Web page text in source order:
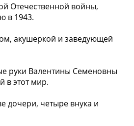
Отечественной войны,
в 1943.
акушеркой и заведующей
руки Валентины Семеновны
в этот мир.
дочери, четыре внука и